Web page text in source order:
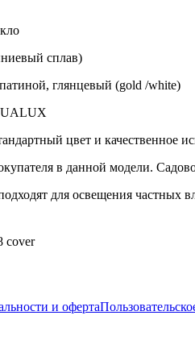
сплав)
глянцевый (gold /white)
цвет и качественное
в данной модели.
для освещения частных
cover
и оферта